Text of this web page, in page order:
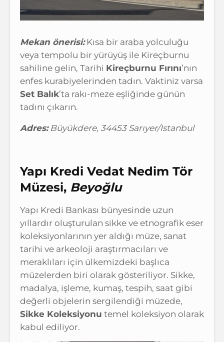
Mekan önerisi:Kısa bir araba yolculuğu
veya tempolu bir yürüyüş ile Kireçburnu
sahiline gelin, Tarihi Kireçburnu Fırını’nın
enfes kurabiyelerinden tadın. Vaktiniz varsa
Set Balık’ta rakı-meze eşliğinde günün
tadını çıkarın.
Adres:Büyükdere, 34453 Sarıyer/Istanbul
Yapı Kredi Vedat Nedim Tör
Müzesi, Beyoğlu
Yapı Kredi Bankası bünyesinde uzun
yıllardır oluşturulan sikke ve etnografik eser
koleksiyonlarının yer aldığı müze, sanat
tarihi ve arkeoloji araştırmacıları ve
meraklıları için ülkemizdeki başlıca
müzelerden biri olarak gösteriliyor. Sikke,
madalya, işleme, kumaş, tespih, saat gibi
değerli objelerin sergilendiği müzede,
Sikke Koleksiyonu temel koleksiyon olarak
kabul ediliyor.